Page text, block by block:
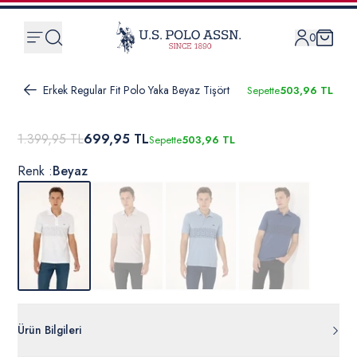
0
Erkek Regular Fit Polo Yaka Beyaz Tişört Sepette503,96 TL
1.399,95 TL699,95 TLSepette503,96 TL
Renk :Beyaz
Ürün Bilgileri